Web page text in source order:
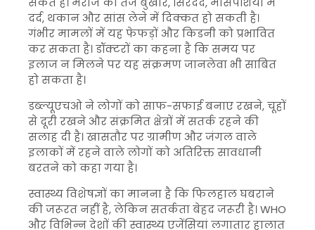
दर्द, थकान और सांस लेने में दिक्कत हो सकती है।
गंभीर मामलों में यह फेफड़ों और किडनी को प्रभावित
कर सकता है। डॉक्टरों का कहना है कि समय पर
इलाज न मिलने पर यह संक्रमण जानलेवा भी साबित
हो सकता है।
डब्ल्यूएचओ ने लोगों को साफ-सफाई बनाए रखने, चूहों
से दूरी रखने और संक्रमित क्षेत्रों में सतर्क रहने की
सलाह दी है। खासतौर पर ग्रामीण और जंगल वाले
इलाकों में रहने वाले लोगों को अतिरिक्त सावधानी
बरतने को कहा गया है।
स्वास्थ्य विशेषज्ञों का मानना है कि फिलहाल घबराने
की जरूरत नहीं है, लेकिन सतर्कता बेहद जरूरी है। WHO
और विभिन्न देशों की स्वास्थ्य एजेंसियां लगातार हालात